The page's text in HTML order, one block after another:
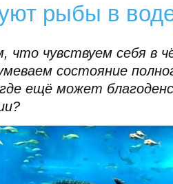
рыбы в
что чувствуем себя в
состояние
ещё может